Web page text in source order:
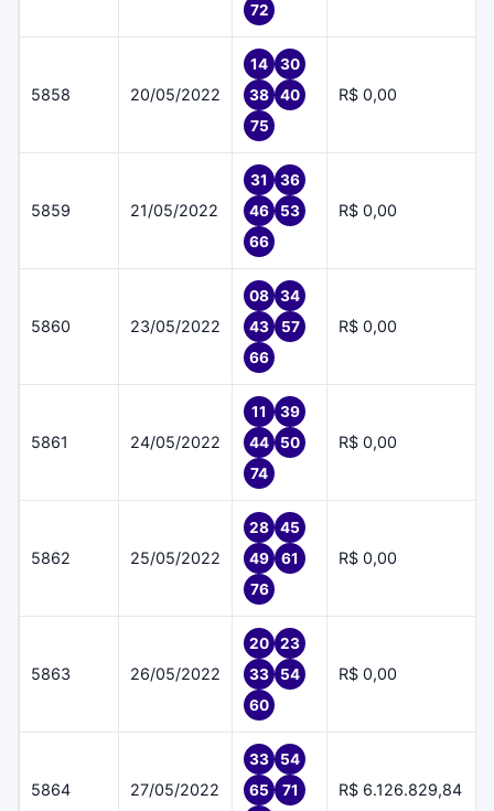
72
5858 20/05/2022
14
30
38
40
75
R$ 0,00
5859 21/05/2022
31
36
46
53
66
R$ 0,00
5860 23/05/2022
08
34
43
57
66
R$ 0,00
5861 24/05/2022
11
39
44
50
74
R$ 0,00
5862 25/05/2022
28
45
49
61
76
R$ 0,00
5863 26/05/2022
20
23
33
54
60
R$ 0,00
5864 27/05/2022
33
54
65
71
R$ 6.126.829,84